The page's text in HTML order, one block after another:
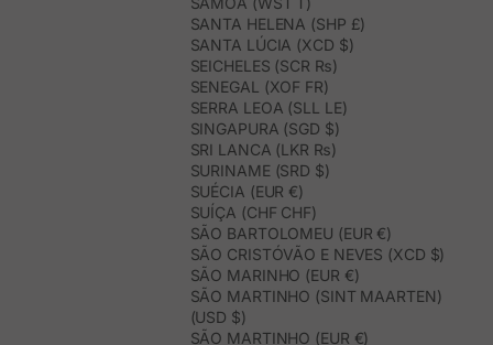
SANTA HELENA (SHP £)
SANTA LÚCIA (XCD $)
SEICHELES (SCR ₨)
SENEGAL (XOF FR)
SERRA LEOA (SLL LE)
SINGAPURA (SGD $)
SRI LANCA (LKR ₨)
SURINAME (SRD $)
SUÉCIA (EUR €)
SUÍÇA (CHF CHF)
SÃO BARTOLOMEU (EUR €)
SÃO CRISTÓVÃO E NEVES (XCD $)
SÃO MARINHO (EUR €)
SÃO MARTINHO (SINT MAARTEN)
(USD $)
SÃO MARTINHO (EUR €)